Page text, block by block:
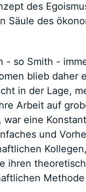
des
Säule des
- so Smith -
blieb daher
in der Lage,
Arbeit auf
eine
und
ihren